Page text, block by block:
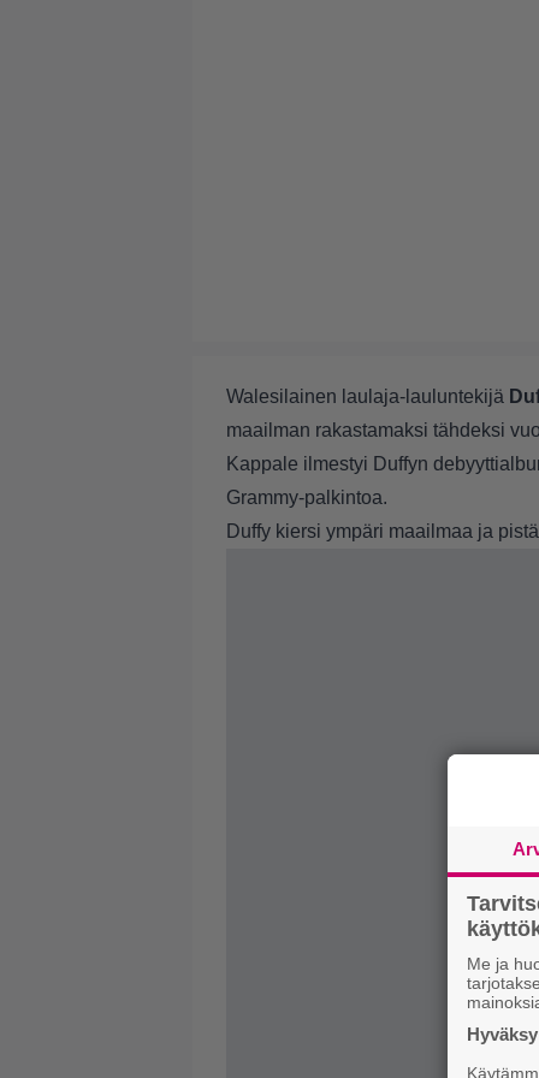
Walesilainen laulaja-lauluntekijä
maailman rakastamaksi tähdeksi
Kappale ilmestyi Duffyn
Grammy-palkintoa.
Duffy kiersi ympäri maailmaa ja
Me ja